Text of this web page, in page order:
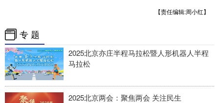
【责任编辑:周小红】
专 题
2025北京亦庄半程马拉松暨人形机器人半程
马拉松
2025北京两会：聚焦两会 关注民生